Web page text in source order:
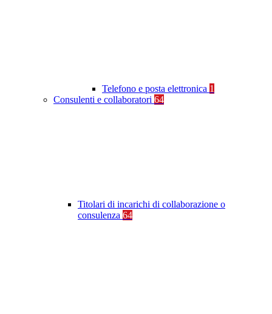
Telefono e posta elettronica 1
Consulenti e collaboratori 64
Titolari di incarichi di collaborazione o
consulenza 64